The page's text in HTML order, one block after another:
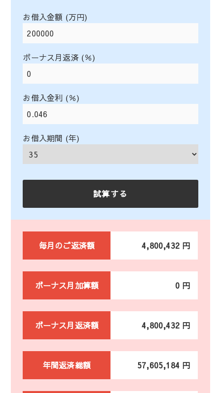
お借入金額 (万円)
ボーナス月返済 (％)
お借入金利 (％)
お借入期間 (年)
毎月のご返済額 4,800,432 円
ボーナス月加算額 0 円
ボーナス月返済額 4,800,432 円
年間返済総額 57,605,184 円